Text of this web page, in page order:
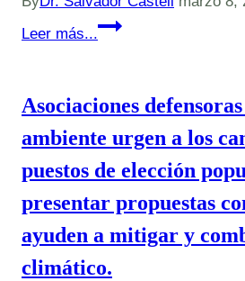
Leer más...
La
Asociaciones
ambiente urgen a los
puestos de elección
presentar propuestas
ayuden a mitigar y
climático.